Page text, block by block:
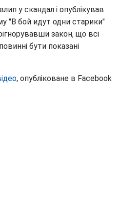
у скандал і опублікував
"В бой идут одни старики"
закон, що всі
бути показані
, опубліковане в Facebook